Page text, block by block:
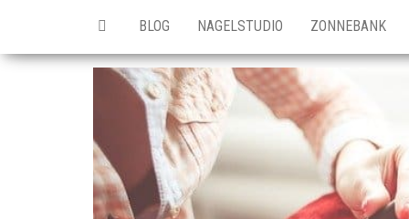
BLOG NAGELSTUDIO ZONNEBANK